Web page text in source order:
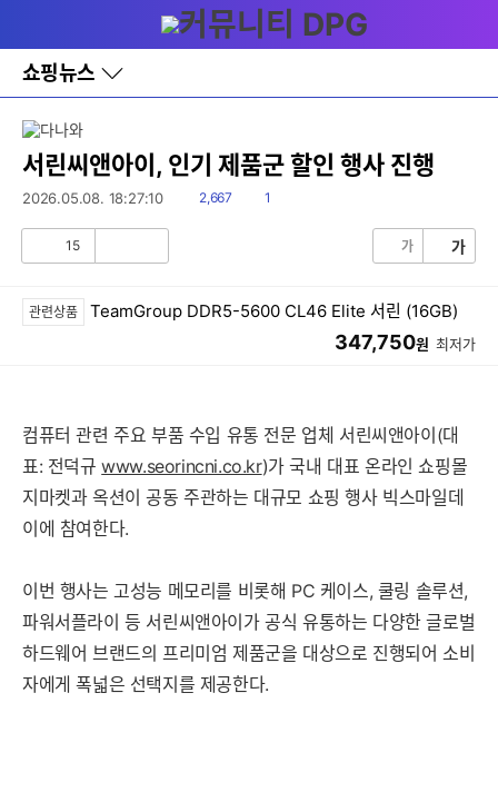
와
홈
쇼핑뉴스
바
로
레
이
어
토
서린씨앤아이, 인기 제품군 할인 행사 진행
2026.05.08. 18:27:10
읽
2,667
댓1
15 가 가
관련상품 TeamGroup DDR5-5600 CL46 Elite 서린 (16GB)
347,750원 최저가
컴퓨터 관련 주요 부품 수입 유통 전문 업체 서린씨앤아이(대
표: 전덕규www.seorincni.co.kr)가 국내 대표 온라인 쇼핑몰
지마켓과 옥션이 공동 주관하는 대규모 쇼핑 행사 빅스마일데
이에 참여한다.
이번 행사는 고성능 메모리를 비롯해 PC 케이스, 쿨링 솔루션,
파워서플라이 등 서린씨앤아이가 공식 유통하는 다양한 글로벌
하드웨어 브랜드의 프리미엄 제품군을 대상으로 진행되어 소비
자에게 폭넓은 선택지를 제공한다.